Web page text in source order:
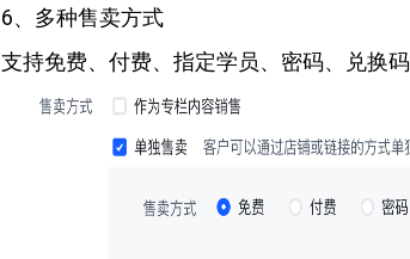
6、多种售卖方式
支持免费、付费、指定学员、密码、兑换